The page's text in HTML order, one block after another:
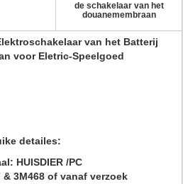
de schakelaar van het
douanemembraan
van het Batterij
voor Eletric-Speelgoed
detailes:
HUISDIER /PC
3M468 of vanaf verzoek